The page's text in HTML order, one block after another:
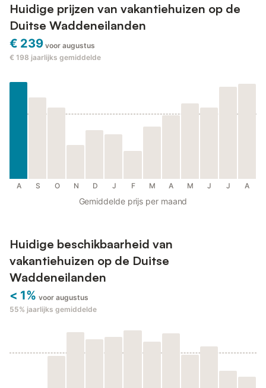
Huidige prijzen van vakantiehuizen op de
Duitse Waddeneilanden
€ 239 voor augustus
€ 198 jaarlijks gemiddelde
A S O N D J F M A M J J A
Gemiddelde prijs per maand
Huidige beschikbaarheid van
vakantiehuizen op de Duitse
Waddeneilanden
< 1% voor augustus
55% jaarlijks gemiddelde